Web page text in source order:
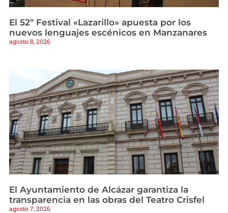
El 52º Festival «Lazarillo» apuesta por los
nuevos lenguajes escénicos en Manzanares
agosto 8, 2026
El Ayuntamiento de Alcázar garantiza la
transparencia en las obras del Teatro Crisfel
agosto 7, 2026